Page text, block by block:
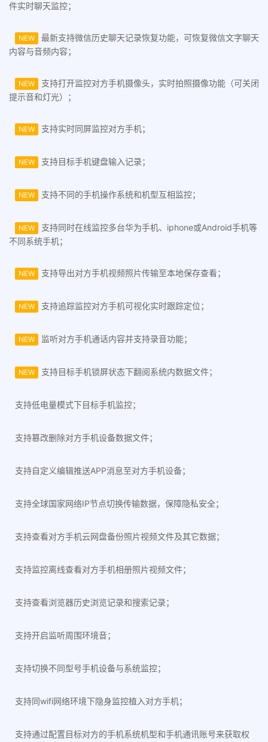
件实时聊天监控；
NEW
最新支持微信历史聊天记录恢复功能，可恢复微信文字聊天
内容与音频内容；
NEW
支持打开监控对方手机摄像头，实时拍照摄像功能（可关闭
提示音和灯光）；
NEW 支持实时同屏监控对方手机；
NEW 支持目标手机键盘输入记录；
NEW 支持不同的手机操作系统和机型互相监控；
NEW
支持同时在线监控多台华为手机、iphone或Android手机等
不同系统手机；
NEW 支持导出对方手机视频照片传输至本地保存查看；
NEW 支持追踪监控对方手机可视化实时跟踪定位；
NEW 监听对方手机通话内容并支持录音功能；
NEW 支持目标手机锁屏状态下翻阅系统内数据文件；
支持低电量模式下目标手机监控；
支持篡改删除对方手机设备数据文件；
支持自定义编辑推送APP消息至对方手机设备；
支持全球国家网络IP节点切换传输数据，保障隐私安全；
支持查看对方手机云网盘备份照片视频文件及其它数据；
支持监控离线查看对方手机相册照片视频文件；
支持查看浏览器历史浏览记录和搜索记录；
支持开启监听周围环境音；
支持切换不同型号手机设备与系统监控；
支持同wifi网络环境下隐身监控植入对方手机；
支持通过配置目标对方的手机系统机型和手机通讯账号来获取权